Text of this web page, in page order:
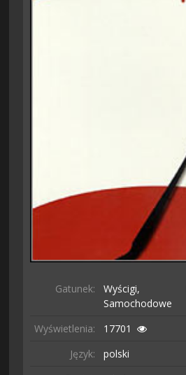
Gatunek:
Wyścigi,
Samochodowe
Wyświetlenia: 17701
Język:
polski